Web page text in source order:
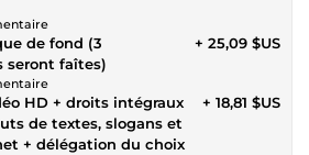
de fond (3
seront faîtes)
+ 25,09 $US
HD + droits intégraux
de textes, slogans et
+ délégation du choix
+ 18,81 $US